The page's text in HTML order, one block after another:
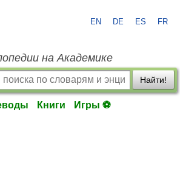
EN DE ES FR
на Академике
Найти!
Книги Игры ⚽